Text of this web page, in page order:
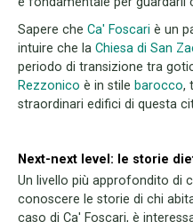
Sapere che Ca' Foscari è un
intuire che la Chiesa di San
periodo di transizione tra
Rezzonico è in stile barocco,
straordinari edifici di questa
Next-next level: le storie
Un livello più approfondito di
conoscere le storie di chi
caso di Ca' Foscari, è